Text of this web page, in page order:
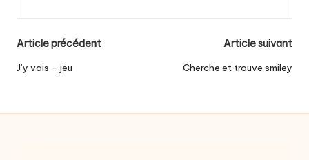
Post
navigation
Article précédent
J’y vais – jeu
Article suivant
Cherche et trouve smiley